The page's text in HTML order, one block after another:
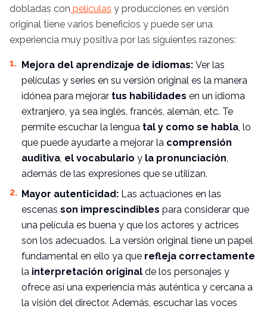
dobladas con películas y producciones en versión
original tiene varios beneficios y puede ser una
experiencia muy positiva por las siguientes razones:
Mejora del aprendizaje de idiomas: Ver las
películas y series en su versión original es la manera
idónea para mejorar tus habilidades en un idioma
extranjero, ya sea inglés, francés, alemán, etc. Te
permite escuchar la lengua tal y como se habla, lo
que puede ayudarte a mejorar la comprensión
auditiva, el vocabulario y la pronunciación,
además de las expresiones que se utilizan.
Mayor autenticidad: Las actuaciones en las
escenas son imprescindibles para considerar que
una película es buena y que los actores y actrices
son los adecuados. La versión original tiene un papel
fundamental en ello ya que refleja correctamente
la interpretación original de los personajes y
ofrece así una experiencia más auténtica y cercana a
la visión del director. Además, escuchar las voces